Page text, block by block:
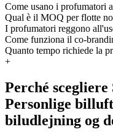
Come usano i profumatori
Qual è il MOQ per flotte
I profumatori reggono
Come funziona il co-
Quanto tempo richiede la
+
Perché
Personlige
biludlejning og